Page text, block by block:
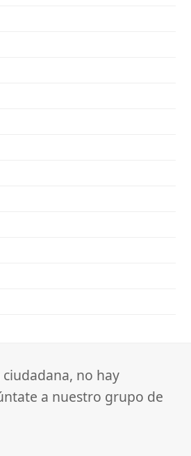
no hay
a nuestro grupo de